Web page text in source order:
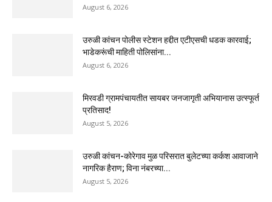
August 6, 2026
उरुळी कांचन पोलीस स्टेशन हद्दीत एटीएसची धडक कारवाई;
भाडेकरूंची माहिती पोलिसांना...
August 6, 2026
मिरवडी ग्रामपंचायतीत सायबर जनजागृती अभियानास उत्स्फूर्त
प्रतिसाद!
August 5, 2026
उरुळी कांचन-कोरेगाव मुळ परिसरात बुलेटच्या कर्कश आवाजाने
नागरिक हैराण; विना नंबरच्या...
August 5, 2026